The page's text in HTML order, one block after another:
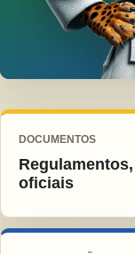
DOCUMENTOS
oficiais